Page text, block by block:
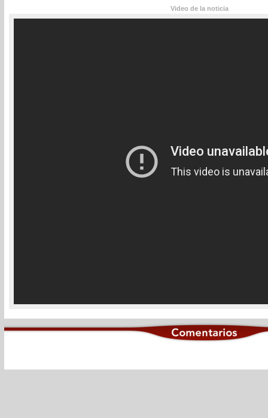
Video de la noticia